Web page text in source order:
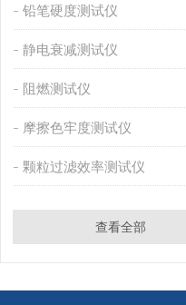
铅笔硬度测试仪
静电衰减测试仪
阻燃测试仪
摩擦色牢度测试仪
颗粒过滤效率测试仪
查看全部